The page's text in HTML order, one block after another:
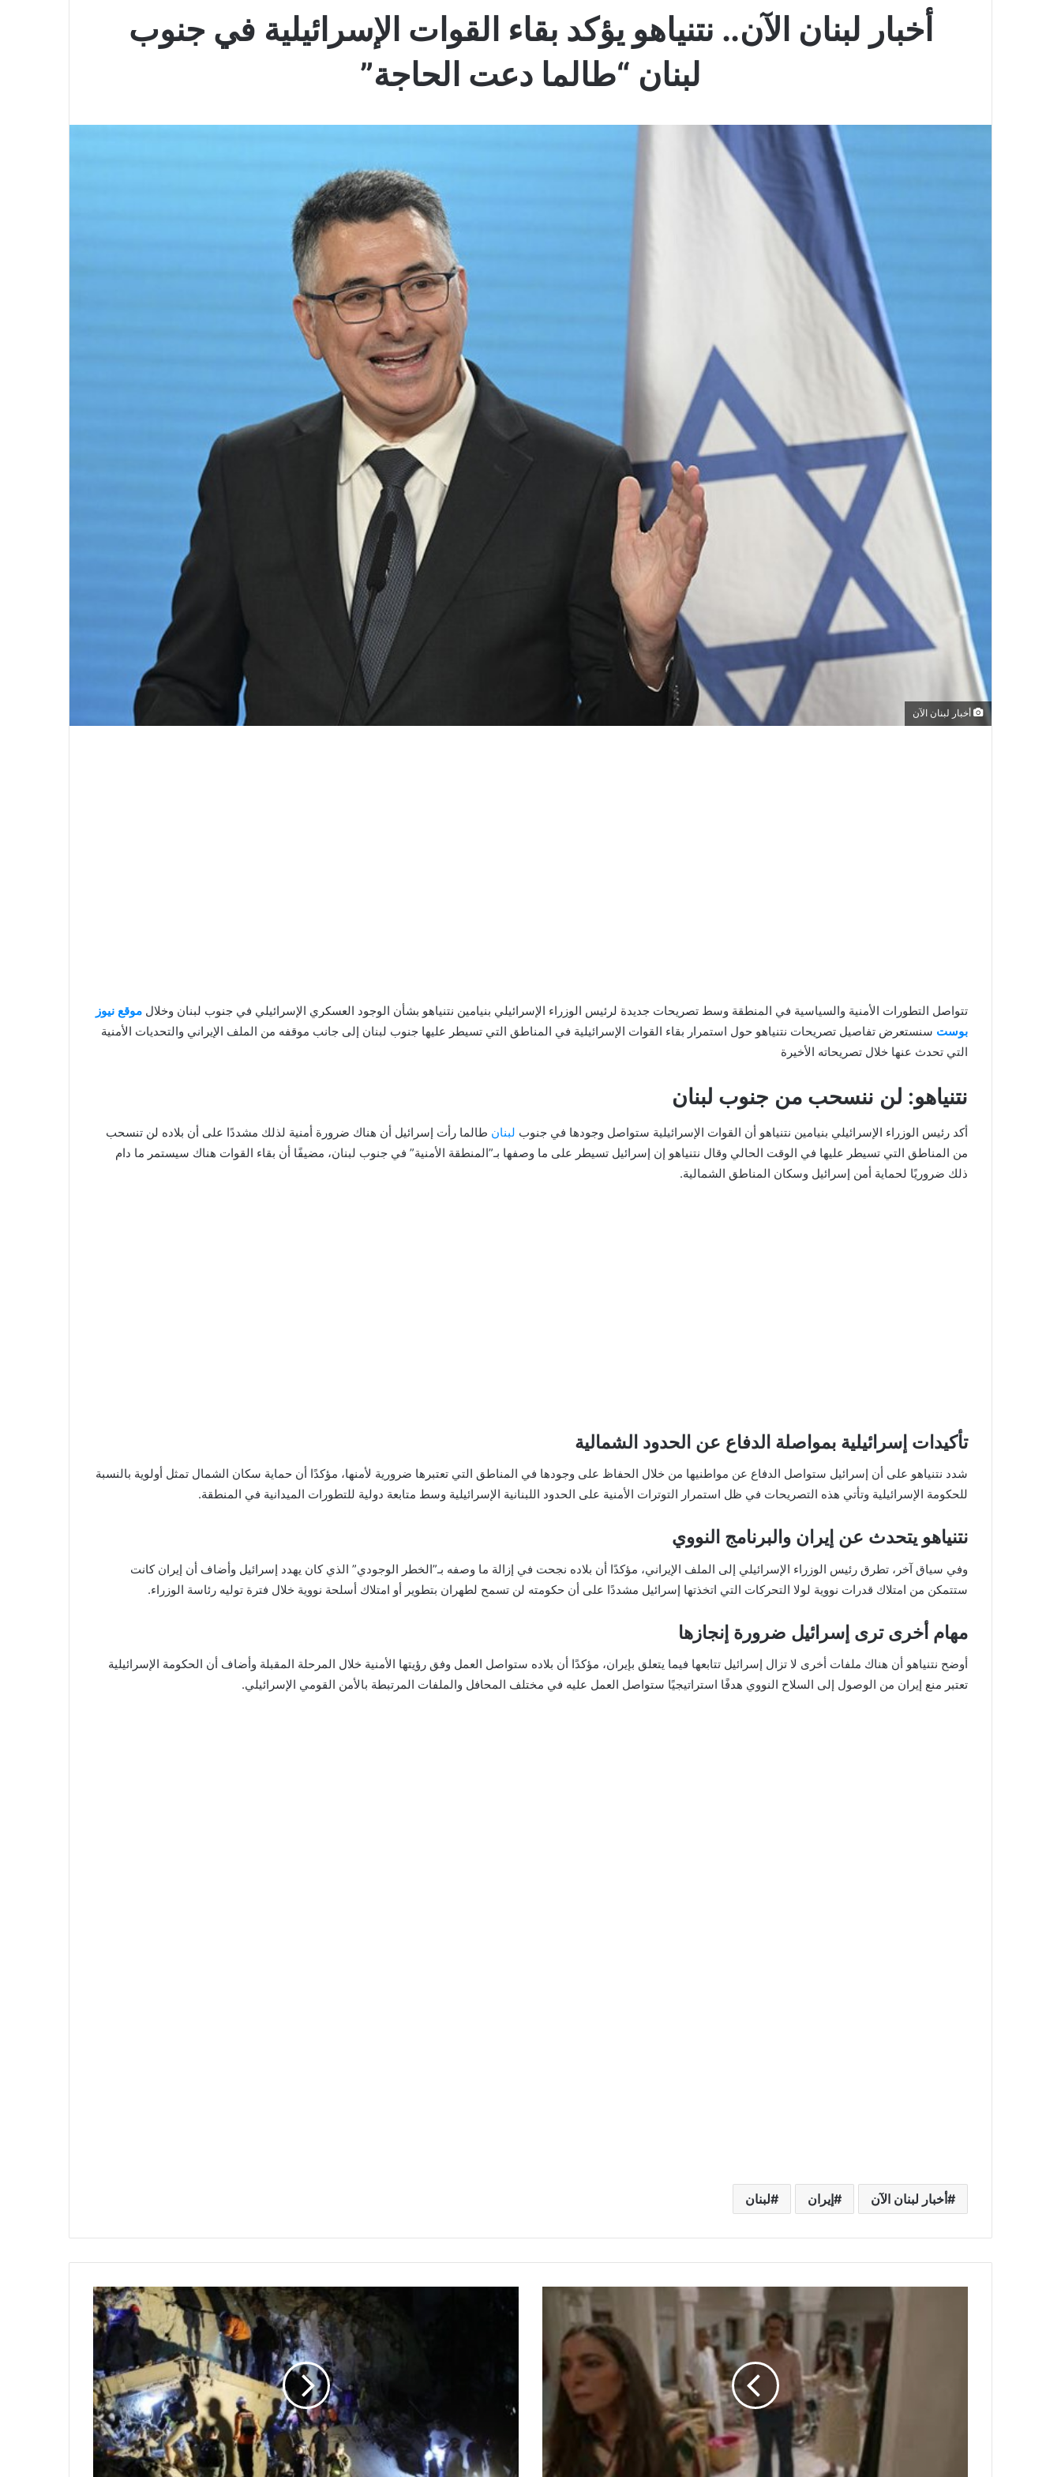
أخبار لبنان الآن.. نتنياهو يؤكد بقاء القوات الإسرائيلية في جنوب
لبنان “طالما دعت الحاجة”
أخبار لبنان الآن
تتواصل التطورات الأمنية والسياسية في المنطقة وسط تصريحات جديدة لرئيس الوزراء الإسرائيلي بنيامين نتنياهو بشأن الوجود العسكري الإسرائيلي في جنوب لبنان وخلال موقع نيوز
بوست سنستعرض تفاصيل تصريحات نتنياهو حول استمرار بقاء القوات الإسرائيلية في المناطق التي تسيطر عليها جنوب لبنان إلى جانب موقفه من الملف الإيراني والتحديات الأمنية
التي تحدث عنها خلال تصريحاته الأخيرة
نتنياهو: لن ننسحب من جنوب لبنان
أكد رئيس الوزراء الإسرائيلي بنيامين نتنياهو أن القوات الإسرائيلية ستواصل وجودها في جنوب لبنان طالما رأت إسرائيل أن هناك ضرورة أمنية لذلك مشددًا على أن بلاده لن تنسحب
من المناطق التي تسيطر عليها في الوقت الحالي وقال نتنياهو إن إسرائيل تسيطر على ما وصفها بـ”المنطقة الأمنية” في جنوب لبنان، مضيفًا أن بقاء القوات هناك سيستمر ما دام
ذلك ضروريًا لحماية أمن إسرائيل وسكان المناطق الشمالية.
تأكيدات إسرائيلية بمواصلة الدفاع عن الحدود الشمالية
شدد نتنياهو على أن إسرائيل ستواصل الدفاع عن مواطنيها من خلال الحفاظ على وجودها في المناطق التي تعتبرها ضرورية لأمنها، مؤكدًا أن حماية سكان الشمال تمثل أولوية بالنسبة
للحكومة الإسرائيلية وتأتي هذه التصريحات في ظل استمرار التوترات الأمنية على الحدود اللبنانية الإسرائيلية وسط متابعة دولية للتطورات الميدانية في المنطقة.
نتنياهو يتحدث عن إيران والبرنامج النووي
وفي سياق آخر، تطرق رئيس الوزراء الإسرائيلي إلى الملف الإيراني، مؤكدًا أن بلاده نجحت في إزالة ما وصفه بـ”الخطر الوجودي” الذي كان يهدد إسرائيل وأضاف أن إيران كانت
ستتمكن من امتلاك قدرات نووية لولا التحركات التي اتخذتها إسرائيل مشددًا على أن حكومته لن تسمح لطهران بتطوير أو امتلاك أسلحة نووية خلال فترة توليه رئاسة الوزراء.
مهام أخرى ترى إسرائيل ضرورة إنجازها
أوضح نتنياهو أن هناك ملفات أخرى لا تزال إسرائيل تتابعها فيما يتعلق بإيران، مؤكدًا أن بلاده ستواصل العمل وفق رؤيتها الأمنية خلال المرحلة المقبلة وأضاف أن الحكومة الإسرائيلية
تعتبر منع إيران من الوصول إلى السلاح النووي هدفًا استراتيجيًا ستواصل العمل عليه في مختلف المحافل والملفات المرتبطة بالأمن القومي الإسرائيلي.
أخبار لبنان الآن إيران لبنان